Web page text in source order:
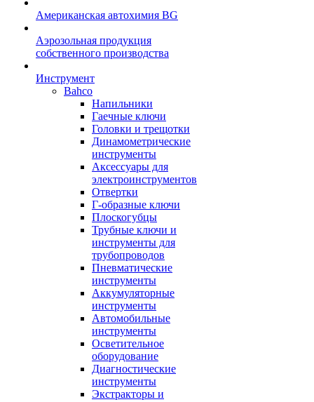
Американская автохимия BG
Аэрозольная продукция
собственного производства
Инструмент
Bahco
Напильники
Гаечные ключи
Головки и трещотки
Динамометрические
инструменты
Аксессуары для
электроинструментов
Отвертки
Г-образные ключи
Плоскогубцы
Трубные ключи и
инструменты для
трубопроводов
Пневматические
инструменты
Аккумуляторные
инструменты
Автомобильные
инструменты
Осветительное
оборудование
Диагностические
инструменты
Экстракторы и